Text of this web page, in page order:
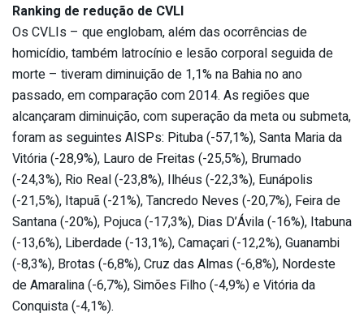
Ranking de redução de CVLI
Os CVLIs – que englobam, além das ocorrências de
homicídio, também latrocínio e lesão corporal seguida de
morte – tiveram diminuição de 1,1% na Bahia no ano
passado, em comparação com 2014. As regiões que
alcançaram diminuição, com superação da meta ou submeta,
foram as seguintes AISPs: Pituba (-57,1%), Santa Maria da
Vitória (-28,9%), Lauro de Freitas (-25,5%), Brumado
(-24,3%), Rio Real (-23,8%), Ilhéus (-22,3%), Eunápolis
(-21,5%), Itapuã (-21%), Tancredo Neves (-20,7%), Feira de
Santana (-20%), Pojuca (-17,3%), Dias D’Ávila (-16%), Itabuna
(-13,6%), Liberdade (-13,1%), Camaçari (-12,2%), Guanambi
(-8,3%), Brotas (-6,8%), Cruz das Almas (-6,8%), Nordeste
de Amaralina (-6,7%), Simões Filho (-4,9%) e Vitória da
Conquista (-4,1%).